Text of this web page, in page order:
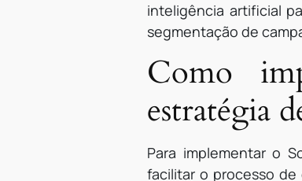
inteligência artificial
segmentação de
Como
estratégia
Para implementar o
facilitar o processo de